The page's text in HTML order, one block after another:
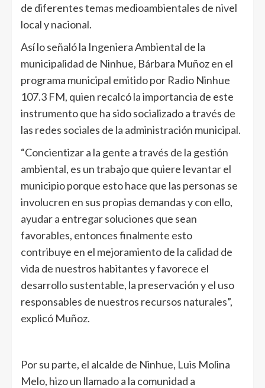
de diferentes temas medioambientales de nivel
local y nacional.
Así lo señaló la Ingeniera Ambiental de la
municipalidad de Ninhue, Bárbara Muñoz en el
programa municipal emitido por Radio Ninhue
107.3 FM, quien recalcó la importancia de este
instrumento que ha sido socializado a través de
las redes sociales de la administración municipal.
“Concientizar a la gente a través de la gestión
ambiental, es un trabajo que quiere levantar el
municipio porque esto hace que las personas se
involucren en sus propias demandas y con ello,
ayudar a entregar soluciones que sean
favorables, entonces finalmente esto
contribuye en el mejoramiento de la calidad de
vida de nuestros habitantes y favorece el
desarrollo sustentable, la preservación y el uso
responsables de nuestros recursos naturales”,
explicó Muñoz.
Por su parte, el alcalde de Ninhue, Luis Molina
Melo, hizo un llamado a la comunidad a